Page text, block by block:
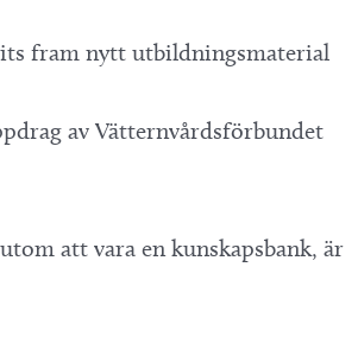
fram nytt utbildningsmaterial
av Vätternvårdsförbundet
att vara en kunskapsbank, är